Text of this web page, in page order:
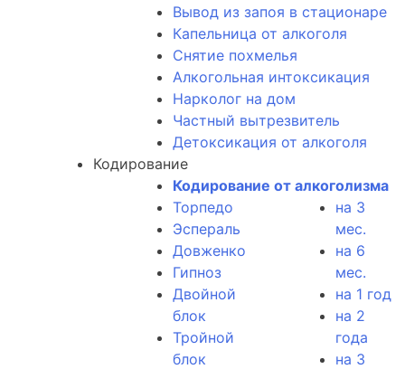
Вывод из запоя в стационаре
Капельница от алкоголя
Снятие похмелья
Алкогольная интоксикация
Нарколог на дом
Частный вытрезвитель
Детоксикация от алкоголя
Кодирование
Кодирование от алкоголизма
Торпедо
Эспераль
Довженко
Гипноз
Двойной
блок
Тройной
блок
на 3
мес.
на 6
мес.
на 1 год
на 2
года
на 3